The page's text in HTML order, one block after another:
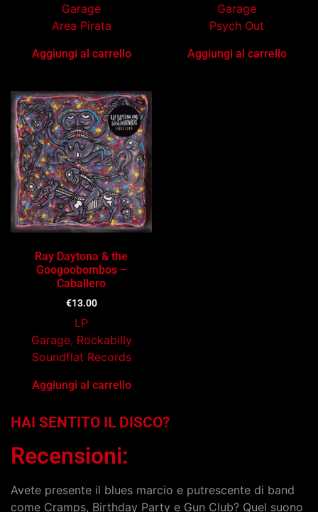
Garage
Area Pirata
Aggiungi al carrello
Garage
Psych Out
Aggiungi al carrello
Ray Daytona & the
Googoobombos –
Caballero
€13.00
LP
Garage, Rockabilly
Soundflat Records
Aggiungi al carrello
HAI SENTITO IL DISCO?
Recensioni:
Avete presente il blues marcio e putrescente di band
come Cramps, Birthday Party e Gun Club? Quel suono